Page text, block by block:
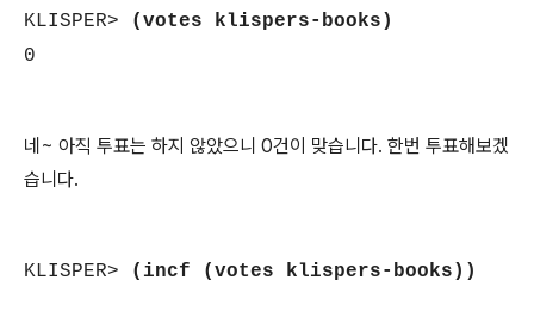
KLISPER>
(votes klispers-books)
0
네~ 아직 투표는 하지 않았으니 0건이 맞습니다. 한번 투표해보겠
습니다.
KLISPER> (incf (votes klispers-books))